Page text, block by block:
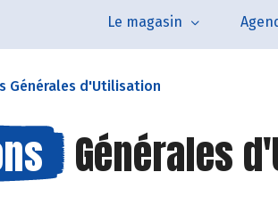
Le magasin
Générales d'Utilisation
Générales